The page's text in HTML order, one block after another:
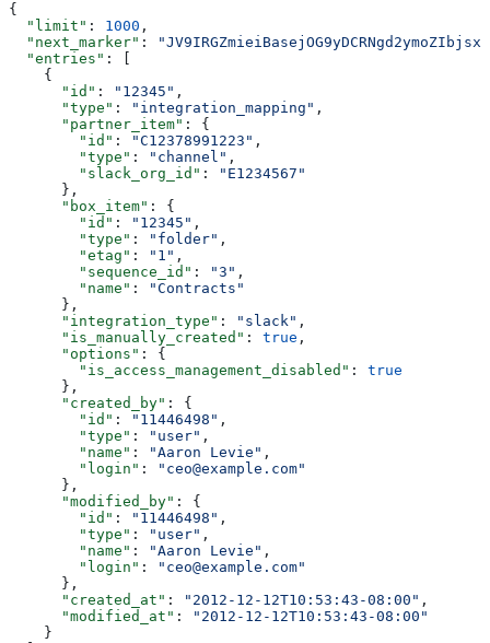
{
  "limit"
: 1000 ,
  "next_marker"
:
  "entries"
: [
    {
      "id"
: "12345" ,
      "type"
: "integration_mapping" ,
      "partner_item"
: {
        "id"
: "C12378991223" ,
        "type"
: "channel" ,
        "slack_org_id"
:
"E1234567"
      },
      "box_item"
: {
        "id"
: "12345" ,
        "type"
: "folder" ,
        "etag"
: "1" ,
        "sequence_id"
: "3" ,
        "name"
:
"Contracts"
      },
      "integration_type"
: "slack" ,
      "is_manually_created"
: true ,
      "options"
: {
        "is_access_management_disabled"
: true
      },
      "created_by"
: {
        "id"
: "11446498" ,
        "type"
: "user" ,
        "name"
: "Aaron Levie" ,
        "login"
:
"ceo@example.com"
      },
      "modified_by"
: {
        "id"
: "11446498" ,
        "type"
: "user" ,
        "name"
: "Aaron Levie" ,
        "login"
:
"ceo@example.com"
      },
      "created_at"
: "2012-12-12T10:53:43-08:00" ,
      "modified_at"
:
"2012-12-12T10:53:43-08:00"
    }